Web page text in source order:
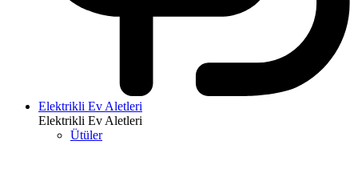
Elektrikli Ev Aletleri
Elektrikli Ev Aletleri
Ütüler